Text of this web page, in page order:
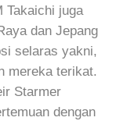
Takaichi juga
dan Jepang
selaras yakni,
mereka terikat.
Starmer
dengan